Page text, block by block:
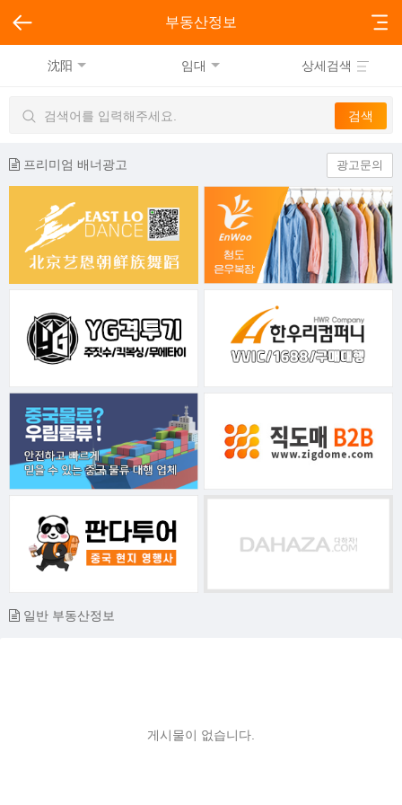
부동산정보
沈阳 임대 상세검색
프리미엄 배너광고 광고문의
일반 부동산정보
게시물이 없습니다.